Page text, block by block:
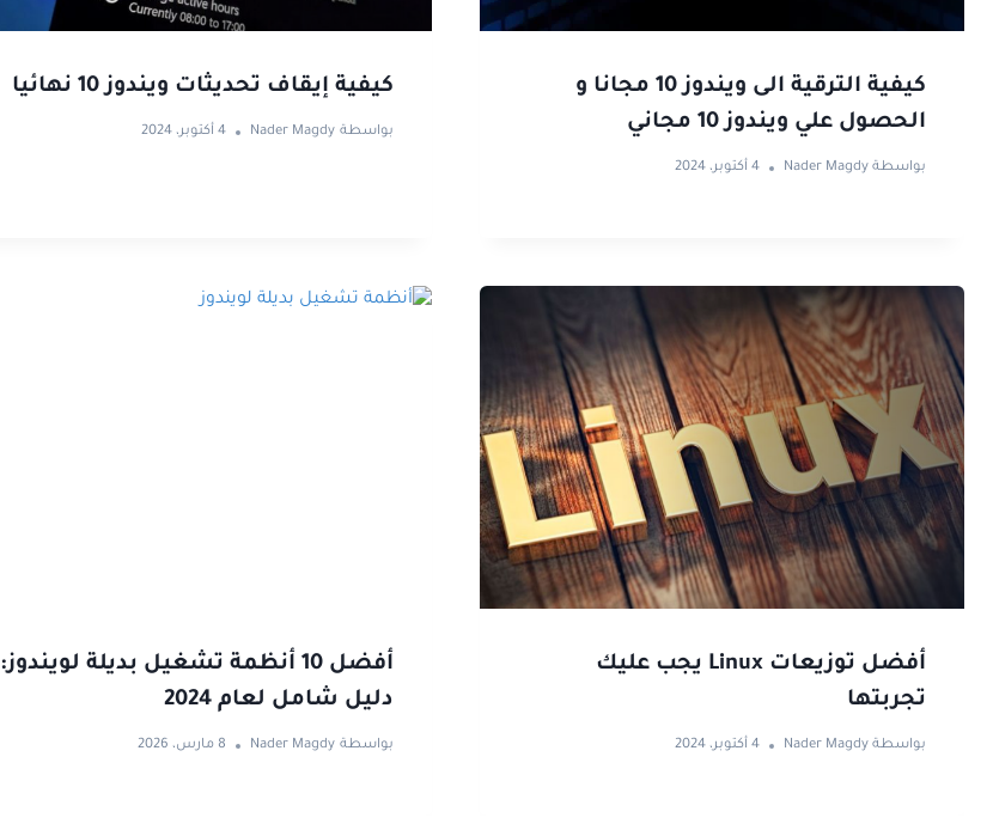
كيفية الترقية الى ويندوز 10 مجانا و
الحصول علي ويندوز 10 مجاني
بواسطة Nader Magdy 4 أكتوبر، 2024
كيفية إيقاف تحديثات ويندوز 10 نهائيا
بواسطة Nader Magdy 4 أكتوبر، 2024
أفضل توزيعات Linux يجب عليك
تجربتها
بواسطة Nader Magdy 4 أكتوبر، 2024
أفضل 10 أنظمة تشغيل بديلة لويندوز:
دليل شامل لعام 2024
بواسطة Nader Magdy 8 مارس، 2026